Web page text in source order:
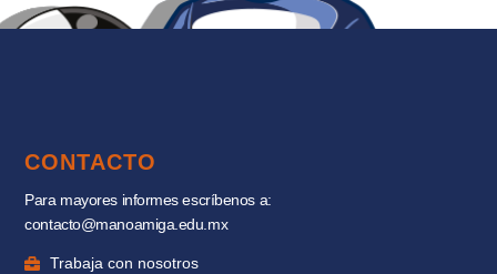
CONTACTO
Para mayores informes escríbenos a:
contacto@manoamiga.edu.mx
Trabaja con nosotros